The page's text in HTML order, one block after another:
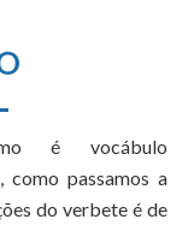
é vocábulo
como passamos a
do verbete é de